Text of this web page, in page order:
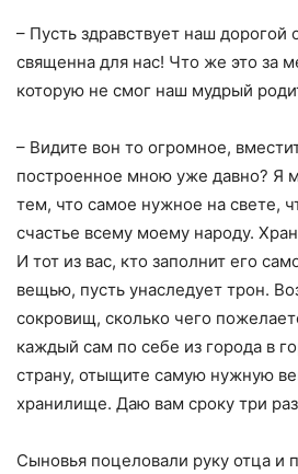
– Пусть здравствует наш дорогой
священна для нас! Что же это за
которую не смог наш мудрый
– Видите вон то огромное,
построенное мною уже давно? Я
тем, что самое нужное на свете,
счастье всему моему народу.
И тот из вас, кто заполнит его
вещью, пусть унаследует трон.
сокровищ, сколько чего
каждый сам по себе из города в
страну, отыщите самую нужную
хранилище. Даю вам сроку три
Сыновья поцеловали руку отца и